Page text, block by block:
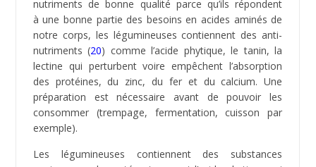
Les grains de céréalescontiennent une variété d’anti-
nutriments qui a une incidence défavorable sur la
santé selon Dr. L. Cordain (
contiennent des substances plus ou moins nocives qui
peuvent ralentir l’assimilation des nutriments utiles ou